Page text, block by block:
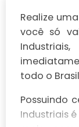
Realize
você só
todo o
Possuindo
Industriais